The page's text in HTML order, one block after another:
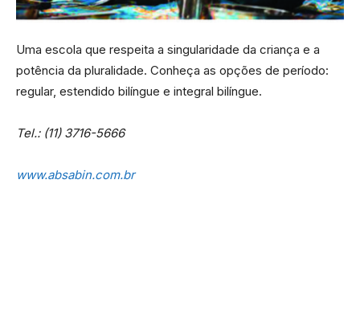
Uma escola que respeita a singularidade da criança e a
potência da pluralidade. Conheça as opções de período:
regular, estendido bilíngue e integral bilíngue.
Tel.: (11) 3716-5666
www.absabin.com.br